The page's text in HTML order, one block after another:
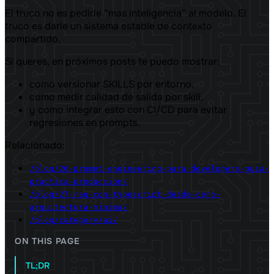
El truco no es pedirle “mas inteligencia” al modelo. El
truco es darle un sistema estable de contexto
compartido.
Si queres, en próximos posts te puedo mostrar:
como versionar SKILLS por entorno,
como medir calidad de salida por skill,
y como integrar esto con CI/CD para evitar
regresiones en prompts.
Relacionado:
/blog/26-prompt-engineering-para-developers-guia-
practica-produccion/
/blog/27-rag-con-typescript-desde-cero-
arquitectura-minima/
/blog/category/ai/
ON THIS PAGE
TL;DR